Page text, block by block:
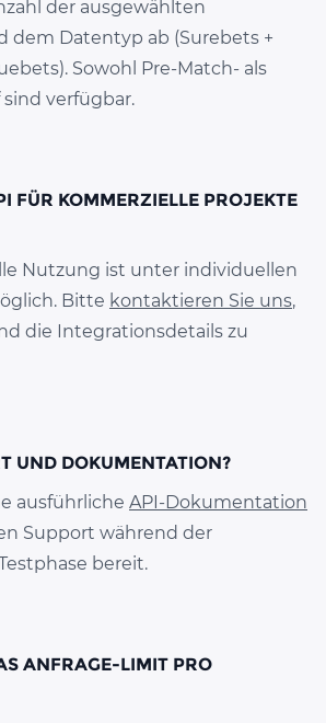
der ausgewählten
dem Datentyp ab (Surebets +
Sowohl Pre-Match- als
verfügbar.
FÜR KOMMERZIELLE PROJEKTE
Nutzung ist unter individuellen
Bitte kontaktieren Sie uns,
die Integrationsdetails zu
UND DOKUMENTATION?
ausführliche API-Dokumentation
Support während der
bereit.
ANFRAGE-LIMIT PRO